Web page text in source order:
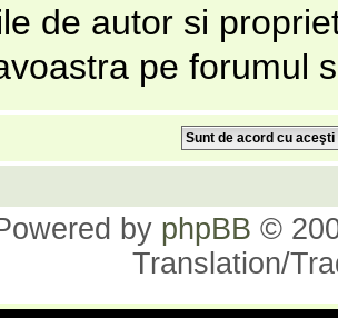
de autor si
pe forumul
by phpBB ©
Translation/